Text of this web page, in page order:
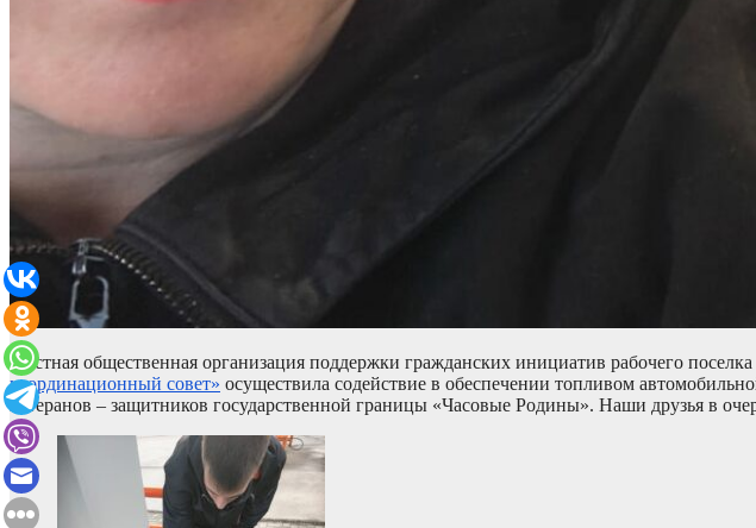
Местная общественная организация поддержки гражданских инициатив рабочего
координационный совет» осуществила содействие в обеспечении топливом
ветеранов – защитников государственной границы «Часовые Родины». Наши друзья в